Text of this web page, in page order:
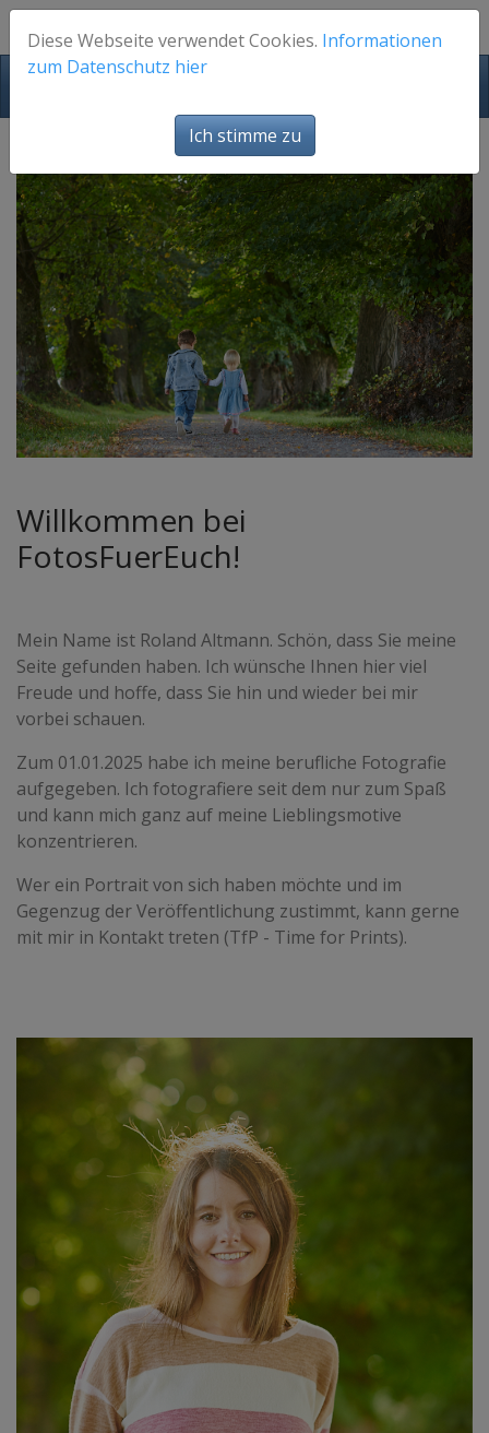
Willkommen bei
FotosFuerEuch!
Mein Name ist Roland Altmann. Schön, dass Sie meine
Seite gefunden haben. Ich wünsche Ihnen hier viel
Freude und hoffe, dass Sie hin und wieder bei mir
vorbei schauen.
Zum 01.01.2025 habe ich meine berufliche Fotografie
aufgegeben. Ich fotografiere seit dem nur zum Spaß
und kann mich ganz auf meine Lieblingsmotive
konzentrieren.
Wer ein Portrait von sich haben möchte und im
Gegenzug der Veröffentlichung zustimmt, kann gerne
mit mir in Kontakt treten (TfP - Time for Prints).
Diese Webseite verwendet Cookies. Informationen
zum Datenschutz hier
Ich stimme zu